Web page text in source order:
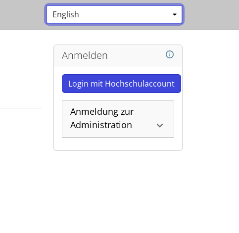
Sprache:
Anmelden
Login mit Hochschulaccount
Anmeldung zur
Administration